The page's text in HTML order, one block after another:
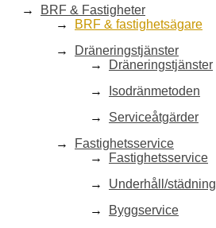
BRF & Fastigheter
BRF & fastighetsägare
Dräneringstjänster
Dräneringstjänster
Isodränmetoden
Serviceåtgärder
Fastighetsservice
Fastighetsservice
Underhåll/städning
Byggservice